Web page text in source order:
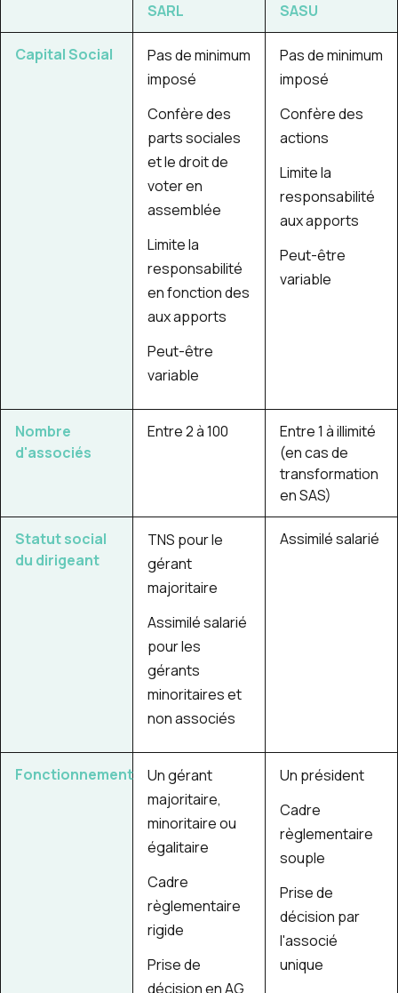
SARL SASU
Capital Social
Pas de minimum
imposé
Confère des
parts sociales
et ledroit de
voter en
assemblée
Limite la
responsabilité
en fonction des
aux apports
Peut-être
variable
Pas de minimum
imposé
Confère des
actions
Limite la
responsabilité
aux apports
Peut-être
variable
Nombre
d'associés
Entre 2 à 100
Entre 1 à illimité
(en cas de
transformation
en SAS)
Statut social
du dirigeant
TNS pour le
gérant
majoritaire
Assimilé salarié
pour les
gérants
minoritaires et
non associés
Assimilé salarié
Fonctionnement
Un gérant
majoritaire,
minoritaire ou
égalitaire
Cadre
règlementaire
rigide
Prise de
décision en AG
Un président
Cadre
règlementaire
souple
Prise de
décision par
l'associé
unique